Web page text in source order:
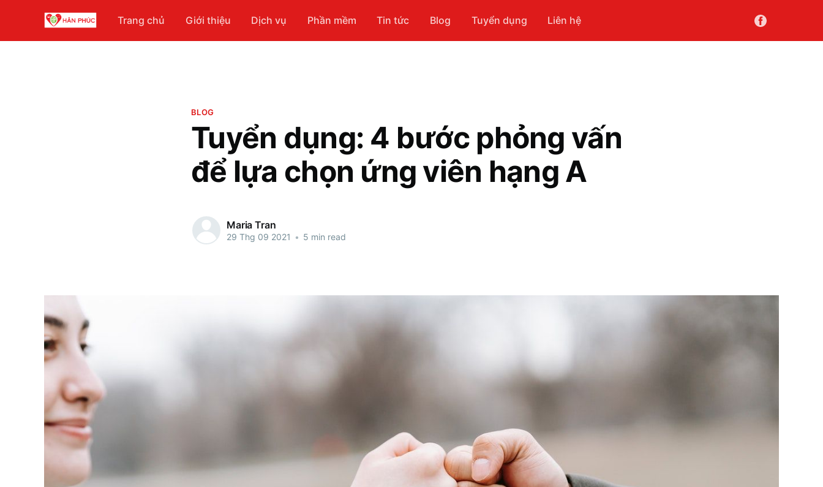
Trang chủ Giới thiệu Dịch vụ Phần mềm Tin tức Blog Tuyển dụng Liên hệ
BLOG
Tuyển dụng: 4 bước phỏng vấn
để lựa chọn ứng viên hạng A
Maria Tran
29 Thg 09 2021 • 5 min read